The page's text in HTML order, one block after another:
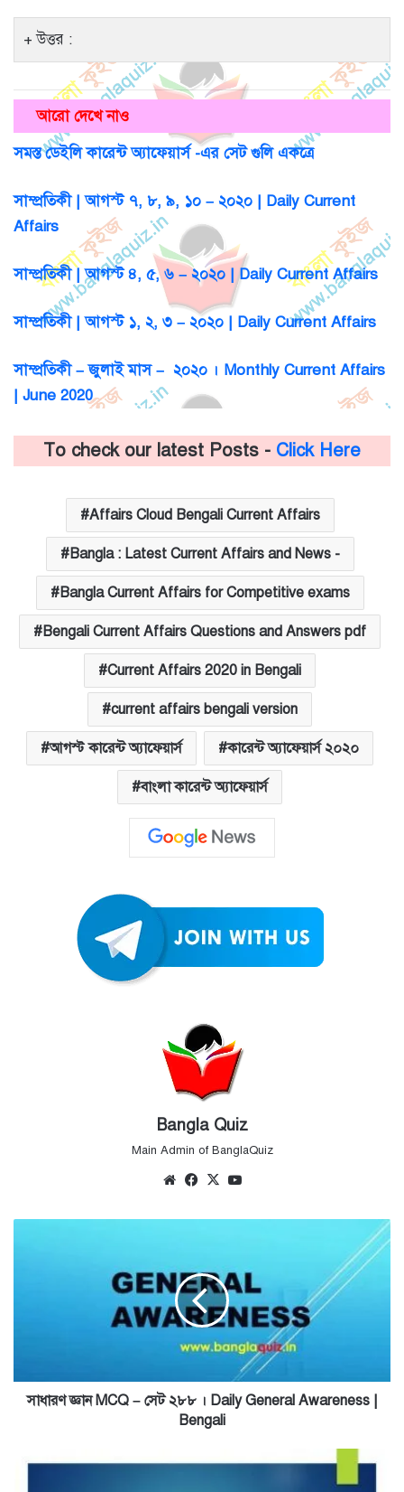
উত্তর :
আরো দেখে নাও
সমস্ত ডেইলি কারেন্ট অ্যাফেয়ার্স -এর সেট গুলি একত্রে
সাম্প্রতিকী | আগস্ট ৭, ৮, ৯, ১০ – ২০২০ | Daily Current
Affairs
সাম্প্রতিকী | আগস্ট ৪, ৫, ৬ – ২০২০ | Daily Current Affairs
সাম্প্রতিকী | আগস্ট ১, ২, ৩ – ২০২০ | Daily Current Affairs
সাম্প্রতিকী – জুলাই মাস – ২০২০ । Monthly Current Affairs
| June 2020
To check our latest Posts - Click Here
Affairs Cloud Bengali Current Affairs
Bangla : Latest Current Affairs and News -
Bangla Current Affairs for Competitive exams
Bengali Current Affairs Questions and Answers pdf
Current Affairs 2020 in Bengali
current affairs bengali version
আগস্ট কারেন্ট অ্যাফেয়ার্স কারেন্ট অ্যাফেয়ার্স ২০২০
বাংলা কারেন্ট অ্যাফেয়ার্স
Bangla Quiz
Main Admin of BanglaQuiz
WebsiteFacebook
X
General
Awareness
সাধারণ জ্ঞান MCQ – সেট ২৮৮ । Daily General Awareness |
Bengali